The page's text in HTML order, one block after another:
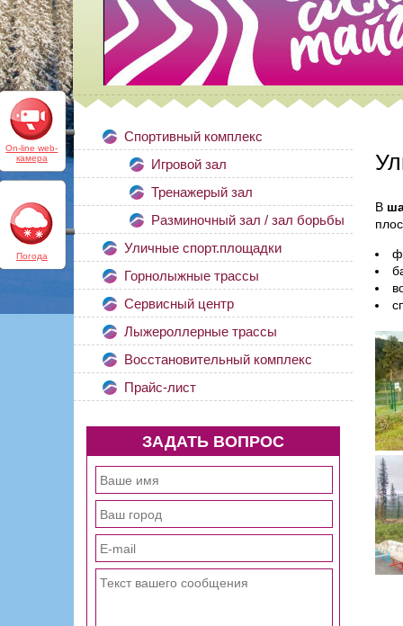
Спортивный комплекс
Игровой зал
Тренажерый зал
Разминочный зал / зал борьбы
Уличные спорт.площадки
Горнолыжные трассы
Сервисный центр
Лыжероллерные трассы
Восстановительный комплекс
Прайс-лист
ЗАДАТЬ ВОПРОС
В
On-line web-
камера
Погода